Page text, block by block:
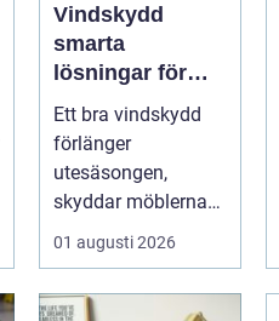
Vindskydd
smarta
lösningar för
altan, uteplats
och uterum
Ett bra vindskydd
förlänger
utesäsongen,
skyddar möblerna
och gör altanen mer
ombonad utan att
känna...
01 augusti 2026